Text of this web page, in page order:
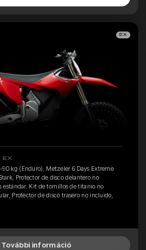
EX
EX
90 kg (Enduro), Metzeler 6 Days Extreme
Protector de disco delantero no
estándar, Kit de tornillos de titanio no
Protector de disco trasero no incluido,
További információ